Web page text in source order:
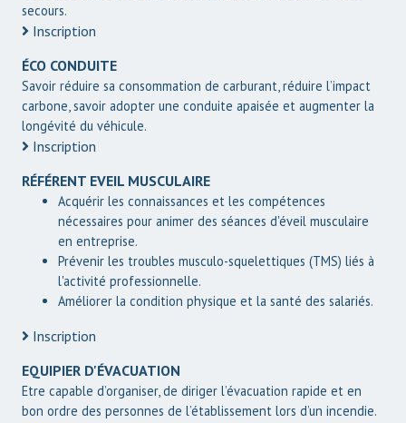
secours.
Inscription
ÉCO CONDUITE
Savoir réduire sa consommation de carburant, réduire l’impact
carbone, savoir adopter une conduite apaisée et augmenter la
longévité du véhicule.
Inscription
RÉFÉRENT EVEIL MUSCULAIRE
Acquérir les connaissances et les compétences
nécessaires pour animer des séances d'éveil musculaire
en entreprise.
Prévenir les troubles musculo-squelettiques (TMS) liés à
l'activité professionnelle.
Améliorer la condition physique et la santé des salariés.
Inscription
EQUIPIER D'ÉVACUATION
Etre capable d’organiser, de diriger l’évacuation rapide et en
bon ordre des personnes de l’établissement lors d’un incendie.